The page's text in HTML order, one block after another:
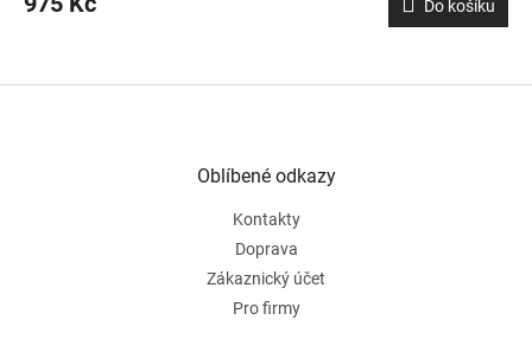
Do košíku
Oblíbené odkazy
Kontakty
Doprava
Zákaznický účet
Pro firmy